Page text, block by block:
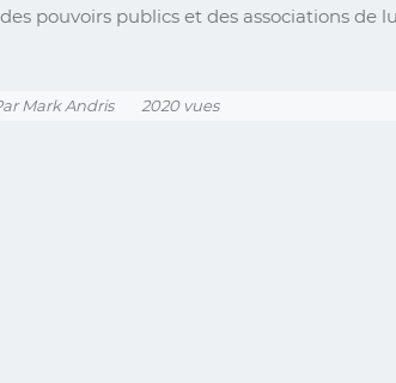
pouvoirs publics et des associations de
Mark Andris 2020 vues